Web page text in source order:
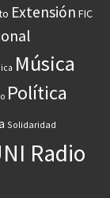
Extensión FIC
Música
Política
Solidaridad
Radio